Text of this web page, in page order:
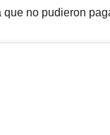
no pudieron